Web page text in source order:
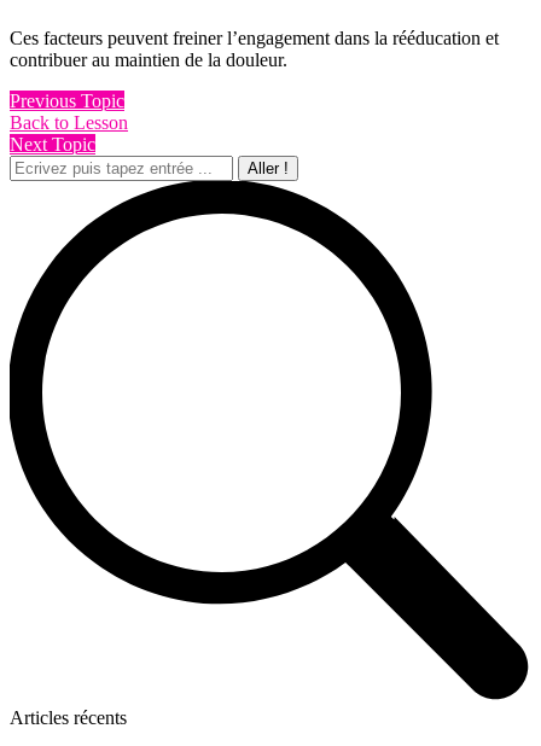
Ces facteurs peuvent freiner l’engagement dans la rééducation et
contribuer au maintien de la douleur.
Previous Topic
Back to Lesson
Next Topic
Recherche
:
Articles récents